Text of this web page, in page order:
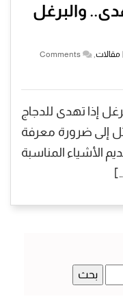
والبرغل
مقالات
Comments
إذا تهدى للدجاج
إلى ضرورة معرفة
الأشياء المناسبة